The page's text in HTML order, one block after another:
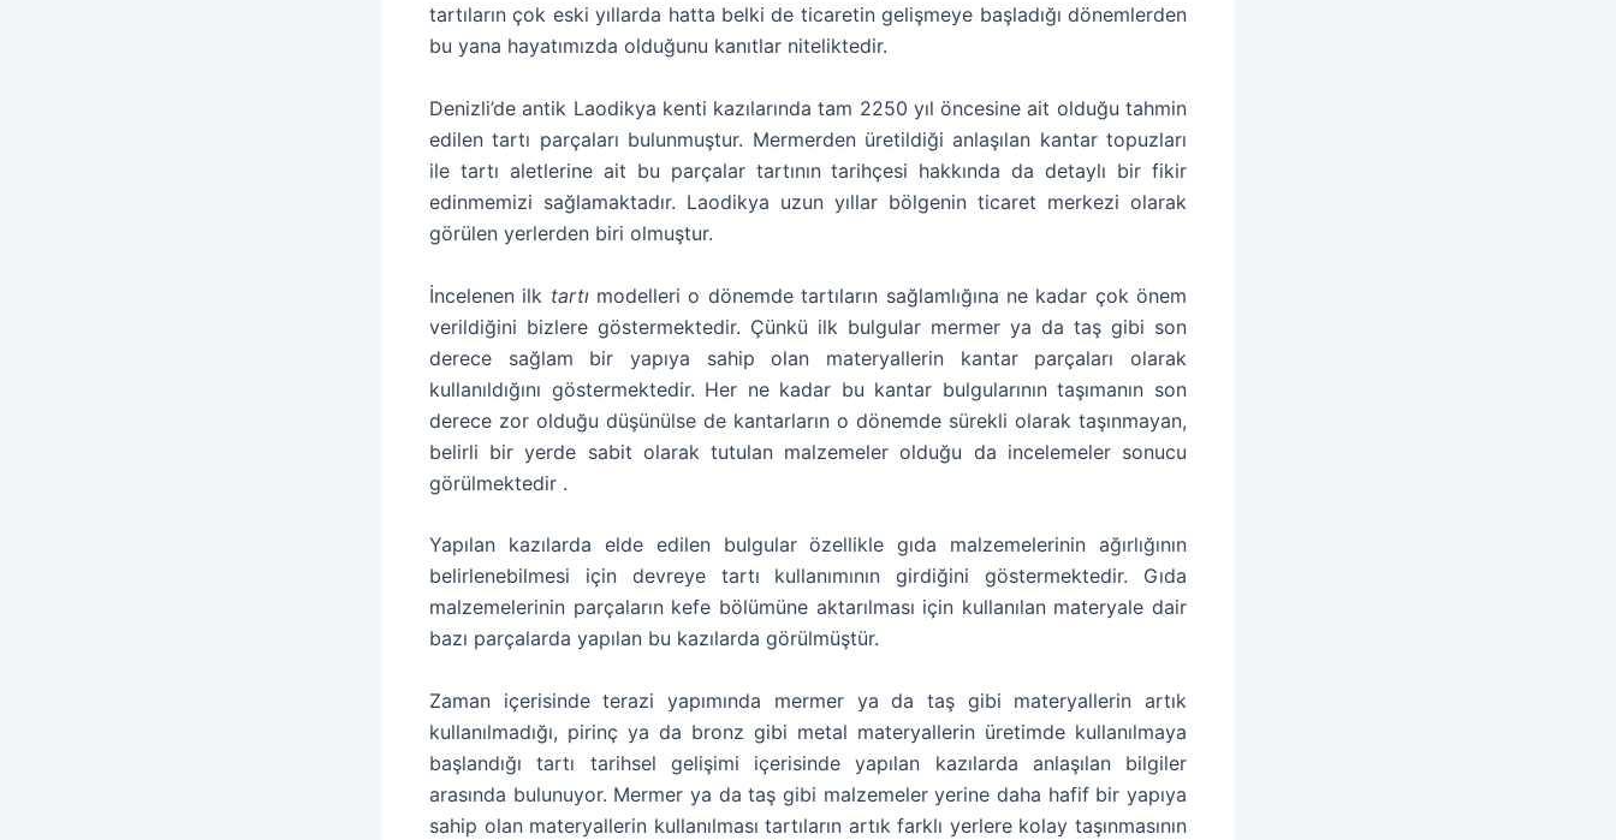
tartıların çok eski yıllarda hatta belki de ticaretin gelişmeye başladığı dönemlerden
bu yana hayatımızda olduğunu kanıtlar niteliktedir.
Denizli’de antik Laodikya kenti kazılarında tam 2250 yıl öncesine ait olduğu tahmin
edilen tartı parçaları bulunmuştur. Mermerden üretildiği anlaşılan kantar topuzları
ile tartı aletlerine ait bu parçalar tartının tarihçesi hakkında da detaylı bir fikir
edinmemizi sağlamaktadır. Laodikya uzun yıllar bölgenin ticaret merkezi olarak
görülen yerlerden biri olmuştur.
İncelenen ilk tartımodelleri o dönemde tartıların sağlamlığına ne kadar çok önem
verildiğini bizlere göstermektedir. Çünkü ilk bulgular mermer ya da taş gibi son
derece sağlam bir yapıya sahip olan materyallerin kantar parçaları olarak
kullanıldığını göstermektedir. Her ne kadar bu kantar bulgularının taşımanın son
derece zor olduğu düşünülse de kantarların o dönemde sürekli olarak taşınmayan,
belirli bir yerde sabit olarak tutulan malzemeler olduğu da incelemeler sonucu
görülmektedir .
Yapılan kazılarda elde edilen bulgular özellikle gıda malzemelerinin ağırlığının
belirlenebilmesi için devreye tartı kullanımının girdiğini göstermektedir. Gıda
malzemelerinin parçaların kefe bölümüne aktarılması için kullanılan materyale dair
bazı parçalarda yapılan bu kazılarda görülmüştür.
Zaman içerisinde terazi yapımında mermer ya da taş gibi materyallerin artık
kullanılmadığı, pirinç ya da bronz gibi metal materyallerin üretimde kullanılmaya
başlandığı tartı tarihsel gelişimi içerisinde yapılan kazılarda anlaşılan bilgiler
arasında bulunuyor. Mermer ya da taş gibi malzemeler yerine daha hafif bir yapıya
sahip olan materyallerin kullanılması tartıların artık farklı yerlere kolay taşınmasının